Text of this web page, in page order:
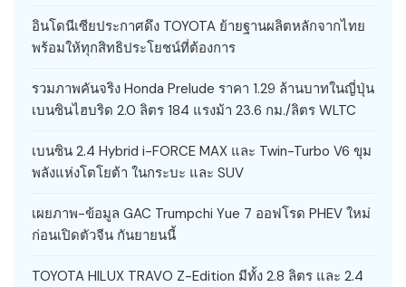
อินโดนีเซียประกาศดึง TOYOTA ย้ายฐานผลิตหลักจากไทย
พร้อมให้ทุกสิทธิประโยชน์ที่ต้องการ
รวมภาพคันจริง Honda Prelude ราคา 1.29 ล้านบาทในญี่ปุ่น
เบนซินไฮบริด 2.0 ลิตร 184 แรงม้า 23.6 กม./ลิตร WLTC
เบนซิน 2.4 Hybrid i-FORCE MAX และ Twin-Turbo V6 ขุม
พลังแห่งโตโยต้า ในกระบะ และ SUV
เผยภาพ-ข้อมูล GAC Trumpchi Yue 7 ออฟโรด PHEV ใหม่
ก่อนเปิดตัวจีน กันยายนนี้
TOYOTA HILUX TRAVO Z-Edition มีทั้ง 2.8 ลิตร และ 2.4